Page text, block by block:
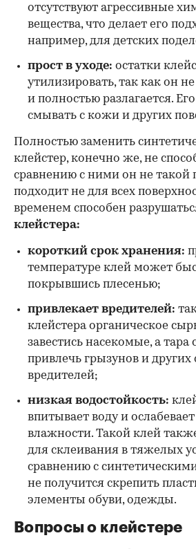
отсутствуют агрессивные
вещества, что делает его
например, для детских
прост в уходе: остатки
утилизировать, так как он
и полностью разлагается.
смывать с кожи и других
Полностью заменить
клейстер, конечно же, не
сравнению с ними он не такой
подходит не для всех
временем способен
клейстера:
короткий срок хранения:
температуре клей может
покрывшись плесенью;
привлекает вредителей:
клейстера органическое
завестись насекомые, а тара
привлечь грызунов и других
вредителей;
низкая водостойкость:
впитывает воду и
влажности. Такой клей
для склеивания в тяжелых
сравнению с
не получится скрепить
элементы обуви, одежды.
Вопросы о клейстере